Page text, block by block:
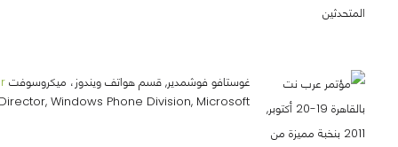
غوستافو فوشمدير, قسم هواتف ويندوز، ميكروسوفت
Windows Phone Division, Microsoft